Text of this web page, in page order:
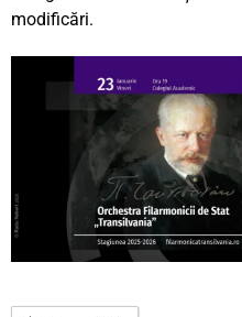
modificări.